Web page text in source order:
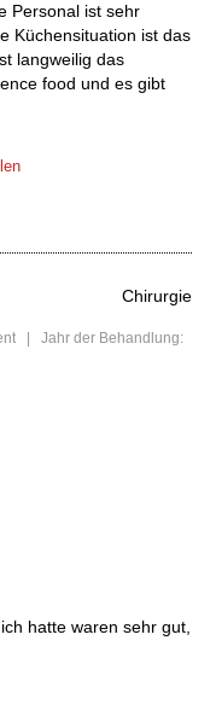
Personal ist sehr
Küchensituation ist das
langweilig das
food und es gibt
Chirurgie
| Jahr der Behandlung:
hatte waren sehr gut,